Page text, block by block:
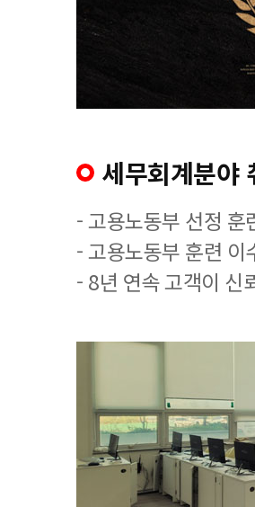
세무회계분야
- 고용노동부 선정 훈
- 고용노동부 훈련 이
- 8년 연속 고객이 신